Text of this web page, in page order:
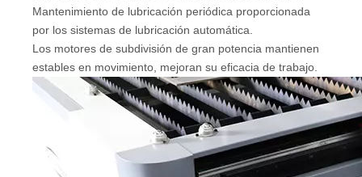
Mantenimiento de lubricación periódica proporcionada
por los sistemas de lubricación automática.
Los motores de subdivisión de gran potencia mantienen
estables en movimiento, mejoran su eficacia de trabajo.